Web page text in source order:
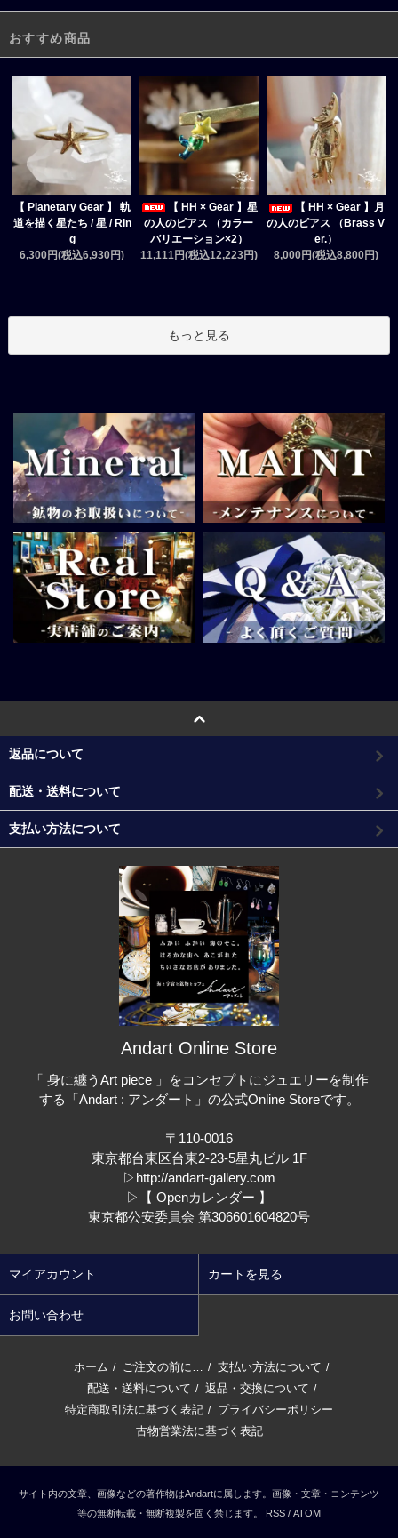
おすすめ商品
【 Planetary Gear 】 軌
道を描く星たち / 星 / Rin
g
6,300円(税込6,930円)
【 HH × Gear 】星
の人のピアス （カラー
バリエーション×2）
11,111円(税込12,223円)
【 HH × Gear 】月
の人のピアス （Brass V
er.）
8,000円(税込8,800円)
もっと見る
返品について
配送・送料について
支払い方法について
Andart Online Store
「 身に纏うArt piece 」をコンセプトにジュエリーを制作
する「Andart : アンダート」の公式Online Storeです。
〒110-0016
東京都台東区台東2-23-5星丸ビル 1F
▷ http://andart-gallery.com
▷
【 Openカレンダー 】
東京都公安委員会 第306601604820号
マイアカウント カートを見る
お問い合わせ
ホーム / ご注文の前に… / 支払い方法について /
配送・送料について / 返品・交換について /
特定商取引法に基づく表記 / プライバシーポリシー
古物営業法に基づく表記
サイト内の文章、画像などの著作物はAndartに属します。画像・文章・コンテンツ
等の無断転載・無断複製を固く禁じます。 RSS / ATOM